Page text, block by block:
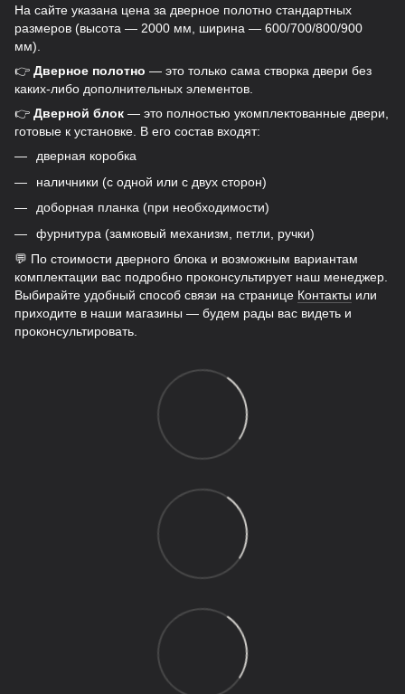
На сайте указана цена за дверное полотно стандартных
размеров (высота — 2000 мм, ширина — 600/700/800/900
мм).
👉 Дверное полотно — это только сама створка двери без
каких-либо дополнительных элементов.
👉 Дверной блок — это полностью укомплектованные двери,
готовые к установке. В его состав входят:
дверная коробка
наличники (с одной или с двух сторон)
доборная планка (при необходимости)
фурнитура (замковый механизм, петли, ручки)
💬 По стоимости дверного блока и возможным вариантам
комплектации вас подробно проконсультирует наш менеджер.
Выбирайте удобный способ связи на странице Контакты или
приходите в наши магазины — будем рады вас видеть и
проконсультировать.